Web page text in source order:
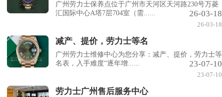
广州劳力士保养点位于广州市天河区天河路230号万菱
汇国际中心A塔7层704室（需......
26-03-18
26-03-18
减产、提价，劳力士等名
广州劳力士维修中心为您分享：减产、提价，劳力士等
名表，入手难度“逐年增......
23-07-10
23-07-10
劳力士广州售后服务中心